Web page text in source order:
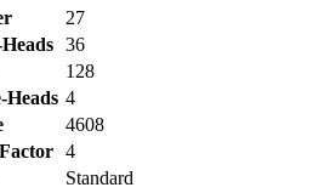
27
36
128
Heads 4
4608
4
Standard